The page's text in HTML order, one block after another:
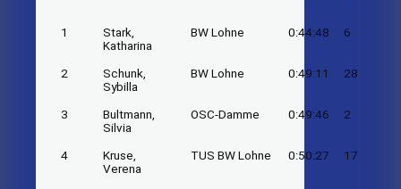
1
Stark,
Katharina
BW Lohne 0:44:48 6
2
Schunk,
Sybilla
BW Lohne 0:49:11 28
3
Bultmann,
Silvia
OSC-Damme 0:49:46 2
4
Kruse,
Verena
TUS BW Lohne 0:50:27 17